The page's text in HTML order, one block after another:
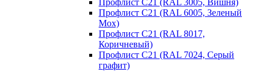
Профлист С21 (RAL 6005, Зеленый
Мох)
Профлист С21 (RAL 8017,
Коричневый)
Профлист С21 (RAL 7024, Серый
графит)